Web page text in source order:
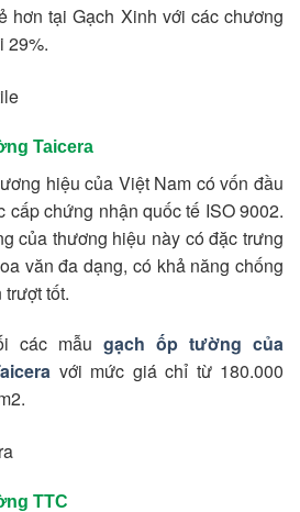
hơn tại Gạch Xinh với các chương
29%.
Taicera
hiệu của Việt Nam có vốn đầu
chứng nhận quốc tế ISO 9002.
của thương hiệu này có đặc trưng
văn đa dạng, có khả năng chống
tốt.
các mẫu gạch ốp tường của
với mức giá chỉ từ 180.000
TTC